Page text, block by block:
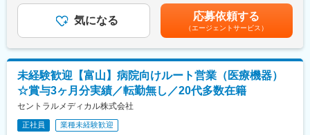
識、取扱製品の知識など、業務の基礎を体系的に学んでいただき
ます。あわせて、先輩社員との同行研修やメーカー研修を通じ
て、営業活動に必要な知識・スキルを段階的に習得できる環境を
整えています。
実務については、OJTを中心とした育成体制を採用しており、先
輩社員に同行しながら顧客対応や提案方法を学び、実践を通じて
着実に成長していただきます。
また、初期研修終了後も継続的な学びの機会を提供しており、メ
ーカー主催の製品勉強会やフィロソフィ勉強会などに参加しなが
ら、専門知識の習得や他部署・他拠点の社員とのネットワークづ
医療機関へ医療材料や医療機器を納品し、円滑な医療提供をサポ
ートします。
取り扱う商材は、マスクやガーゼといった医療用消耗品から、電
気メスやエコーなどの高度医療機器まで幅広く、医療現場のニー
ズに応じた提案を行います。
（3）病院内業務：
病院内の在庫状況や滅菌期限（使用期限）の確認を行い、適切な
製品管理をサポートします。
験・スキルによって年収は決定します。・賞与：年2回（7月・12
月）・昇給：年1回（5月）賃金はあくまでも目安の金額であり、
選考を通じて上下する可能性があります。月給(月額)は固定手当を
含めた表記です。
気になる 応募依頼する
（エージェントサービス）
未経験歓迎【富山】病院向けルート営業（医療機器）
☆賞与3ヶ月分実績／転勤無し／20代多数在籍
セントラルメディカル株式会社
正社員 業種未経験歓迎